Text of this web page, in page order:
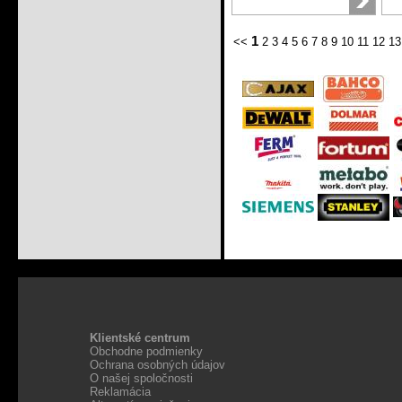
<< 1 2 3 4 5 6 7 8 9 10 11 12 13
Klientské centrum
Obchodne podmienky
Ochrana osobných údajov
O našej spoločnosti
Reklamácia